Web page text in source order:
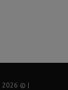
2026 © |